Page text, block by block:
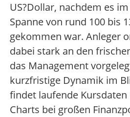
US?Dollar, nachdem es
Spanne von rund 100 bis
gekommen war. Anleger
dabei stark an den
das Management
kurzfristige Dynamik im
findet laufende Kursdaten
Charts bei großen